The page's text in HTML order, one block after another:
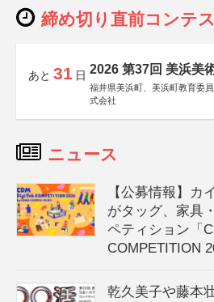
締め切り直前コンテ
あと 31 日 2026 第37回 美浜美
福井県美浜町、美浜町教育委
式会社
ニュース
【公募情報】カ
がタッグ、家具
ペティション「
COMPETITION
乾久美子や藤本